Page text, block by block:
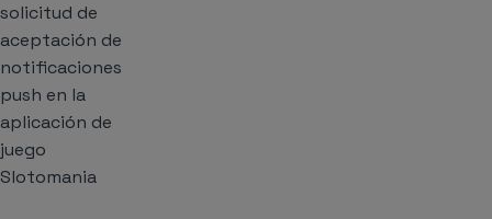
solicitud de
aceptación de
notificaciones
push en la
aplicación de
juego
Slotomania